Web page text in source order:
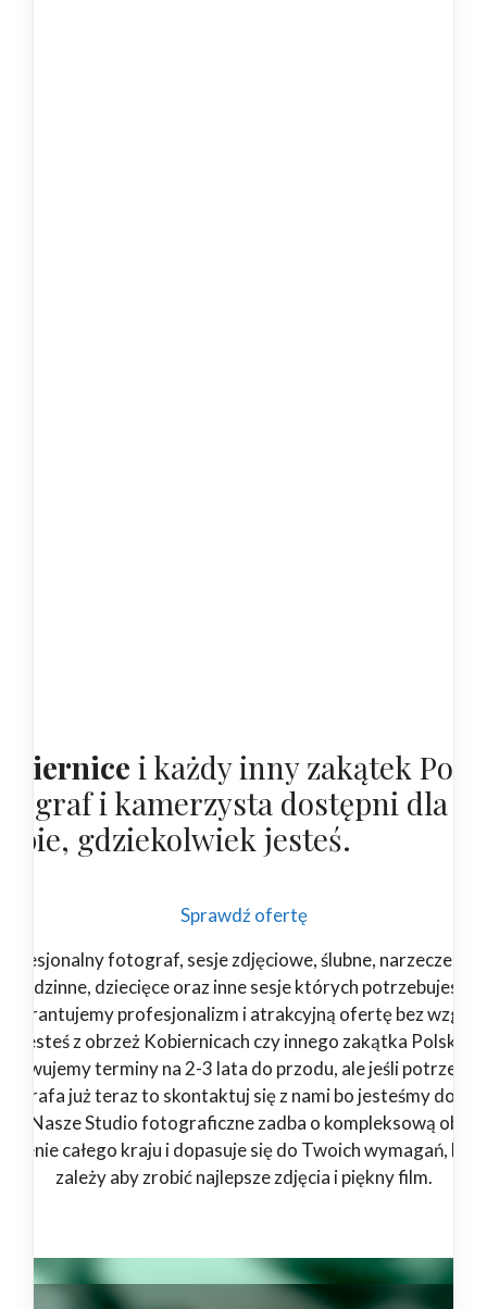
i każdy inny zakątek
i kamerzysta dostępni dla
gdziekolwiek jesteś.
Sprawdź ofertę
fotograf, sesje zdjęciowe, ślubne,
rodzinne, dziecięce oraz inne sesje których potrzebujesz.
profesjonalizm i atrakcyjną ofertę bez
jesteś z obrzeż Kobiernicach czy innego zakątka Polski.
terminy na 2-3 lata do przodu, ale jeśli
już teraz to skontaktuj się z nami bo jesteśmy
7. Nasze Studio fotograficzne zadba o kompleksową
całego kraju i dopasuje się do Twoich wymagań, bo
zależy aby zrobić najlepsze zdjęcia i piękny film.